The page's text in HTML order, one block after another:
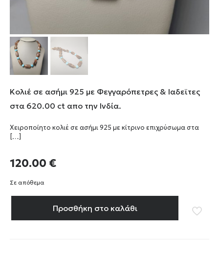
Κολιέ σε ασήμι 925 με Φεγγαρόπετρες & Ιαδεϊτες
στα 620.00 ct απο την Ινδία.
Χειροποίητο κολιέ σε ασήμι 925 με κίτρινο επιχρύσωμα στα
[…]
120.00 €
Σε απόθεμα
Προσθήκη στο καλάθι